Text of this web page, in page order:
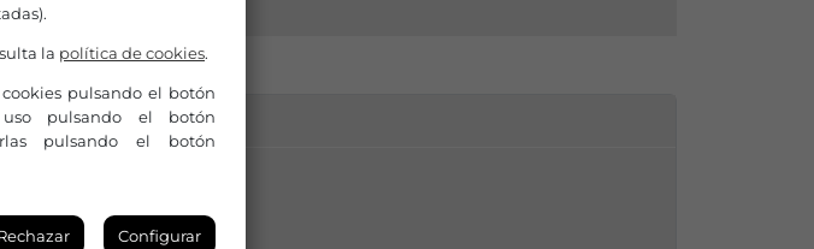
la política de cookies.
pulsando el botón
uso pulsando el botón
pulsando el botón
Configurar